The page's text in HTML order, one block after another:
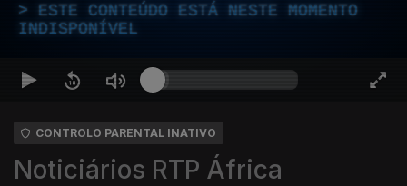
ESTE CONTEÚDO ESTÁ NESTE MOMENTO
INDISPONÍVEL
CONTROLO PARENTAL INATIVO
Noticiários RTP África